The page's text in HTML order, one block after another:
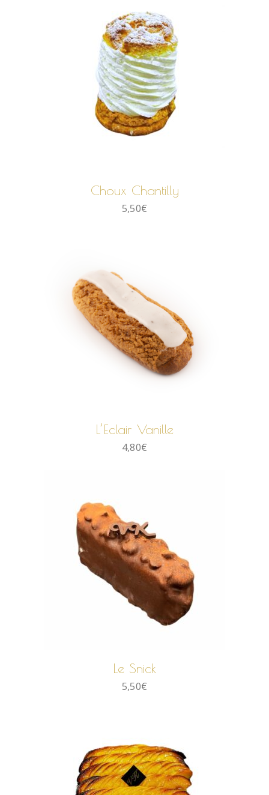
Choux Chantilly
5,50€
L’Eclair Vanille
4,80€
Le Snick
5,50€